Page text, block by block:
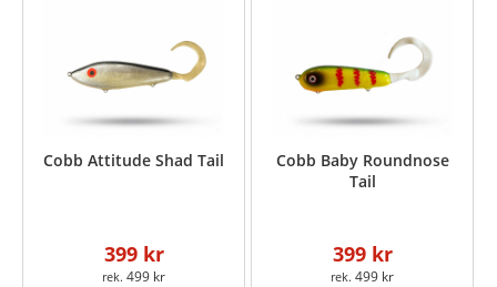
Cobb Attitude Shad Tail
399 kr
499 kr
Cobb Baby Roundnose
Tail
399 kr
499 kr